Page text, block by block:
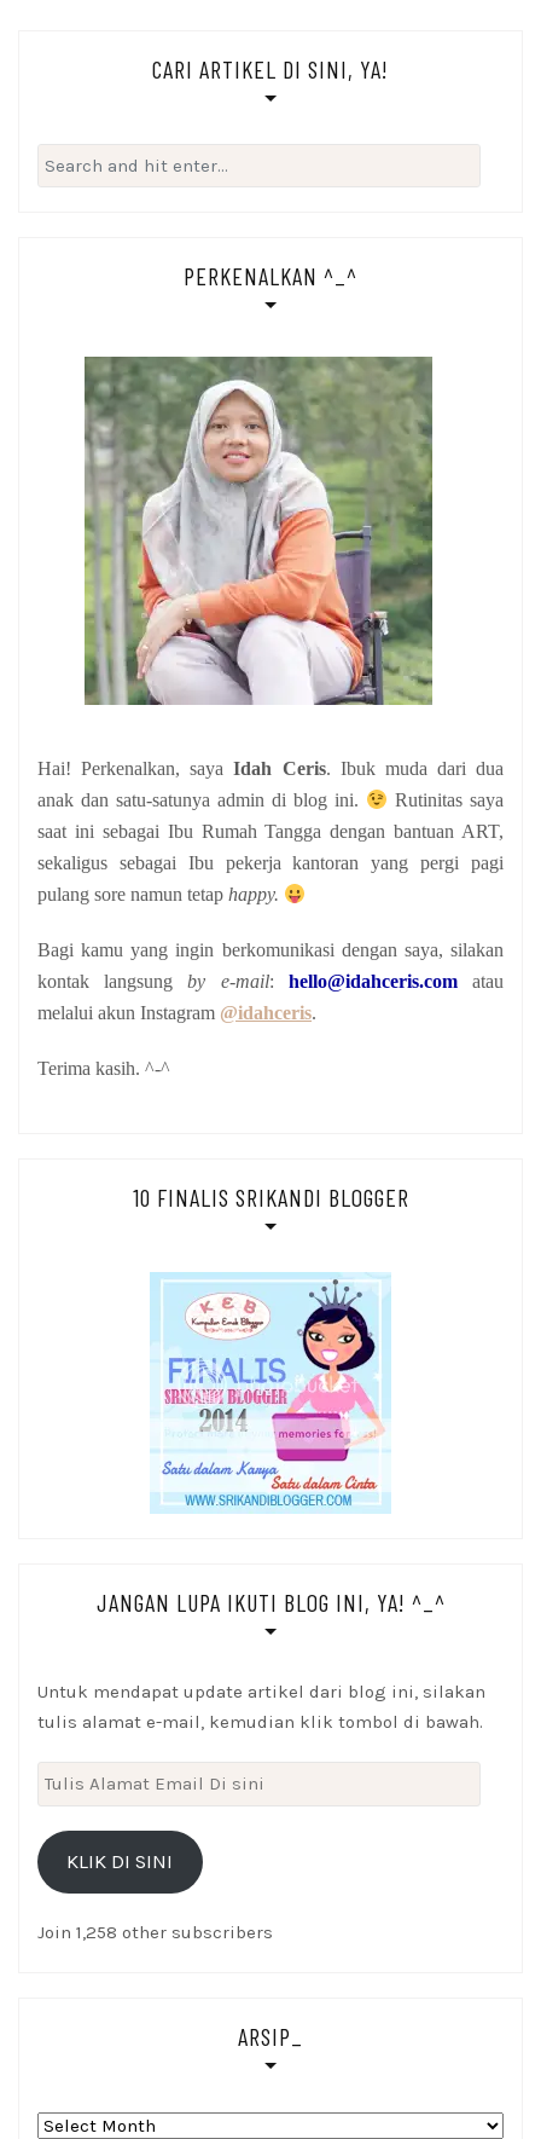
CARI ARTIKEL DI SINI, YA!
Search
for:
PERKENALKAN ^_^
Hai! Perkenalkan, sayaIdah Ceris. Ibuk muda dari dua
anak dan satu-satunya admin di blog ini.
Rutinitas saya
saat ini sebagai Ibu Rumah Tangga dengan bantuan ART,
sekaligus sebagai Ibu pekerja kantoran yang pergi pagi
pulang sore namun tetap happy.
Bagi kamu yang ingin berkomunikasi dengan saya, silakan
kontak langsungby e-mail: hello@idahceris.com
atau
melalui akun Instagram @idahceris.
Terima kasih. ^-^
10 FINALIS SRIKANDI BLOGGER
JANGAN LUPA IKUTI BLOG INI, YA! ^_^
Untuk mendapat update artikel dari blog ini, silakan
tulis alamat e-mail, kemudian klik tombol di bawah.
Tulis
Alamat
Email
KLIK DI SINI
Join 1,258 other subscribers
ARSIP_
Arsip_